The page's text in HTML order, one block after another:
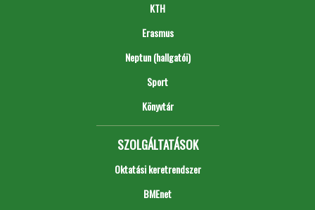
KTH
Erasmus
Neptun (hallgatói)
Sport
Könyvtár
SZOLGÁLTATÁSOK
Oktatási keretrendszer
BMEnet